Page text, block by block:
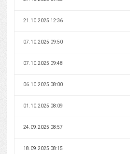
21.10.2025 12:36
07.10.2025 09:50
07.10.2025 09:48
06.10.2025 08:00
01.10.2025 08:09
24.09.2025 08:57
18.09.2025 08:15